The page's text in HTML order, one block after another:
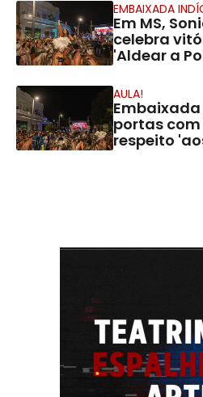
EMBAIXADA
Em MS,
celebra
'Aldear a
AULA!
portas
respeito